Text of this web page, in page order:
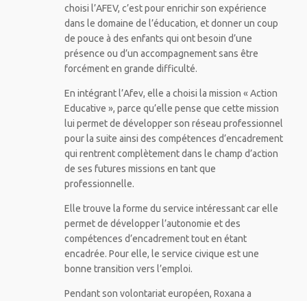
choisi l’AFEV, c’est pour enrichir son expérience
dans le domaine de l’éducation, et donner un coup
de pouce à des enfants qui ont besoin d’une
présence ou d’un accompagnement sans être
forcément en grande difficulté.
En intégrant l’Afev, elle a choisi la mission « Action
Educative », parce qu’elle pense que cette mission
lui permet de développer son réseau professionnel
pour la suite ainsi des compétences d’encadrement
qui rentrent complètement dans le champ d’action
de ses futures missions en tant que
professionnelle.
Elle trouve la forme du service intéressant car elle
permet de développer l’autonomie et des
compétences d’encadrement tout en étant
encadrée. Pour elle, le service civique est une
bonne transition vers l’emploi.
Pendant son volontariat européen, Roxana a